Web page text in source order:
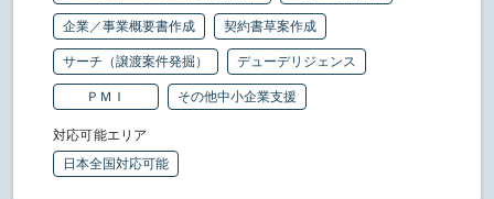
企業／事業概要書作成 契約書草案作成
サーチ（譲渡案件発掘） デューデリジェンス
ＰＭＩ その他中小企業支援
対応可能エリア
日本全国対応可能